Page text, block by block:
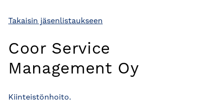
Takaisin jäsenlistaukseen
Coor Service
Management Oy
Kiinteistönhoito.